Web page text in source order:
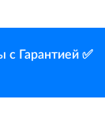
с Гарантией ✅